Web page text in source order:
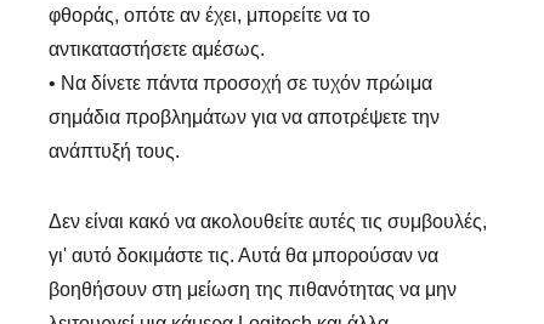
φθοράς, οπότε αν έχει, μπορείτε να το
αντικαταστήσετε αμέσως.
• Να δίνετε πάντα προσοχή σε τυχόν πρώιμα
σημάδια προβλημάτων για να αποτρέψετε την
ανάπτυξή τους.
Δεν είναι κακό να ακολουθείτε αυτές τις συμβουλές,
γι' αυτό δοκιμάστε τις. Αυτά θα μπορούσαν να
βοηθήσουν στη μείωση της πιθανότητας να μην